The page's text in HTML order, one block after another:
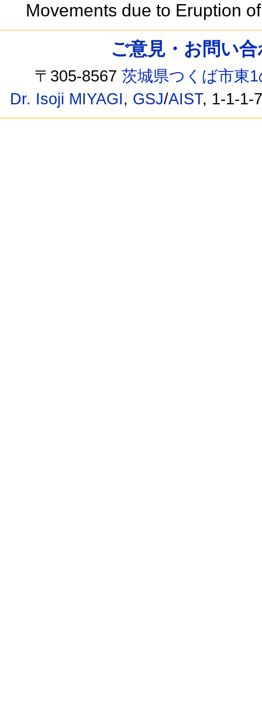
Movements due to Eruption
ご意見・お問い
〒305-8567茨城県つくば市東
Dr. Isoji MIYAGI, GSJ/AIST, 1-1-1-